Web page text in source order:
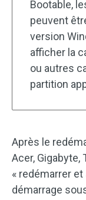
Bootable,
peuvent
version
afficher la
ou autres
partition
Après le
Acer, Gigabyte,
« redémarrer
démarrage